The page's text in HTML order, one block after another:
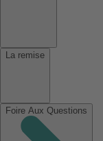
La remise
Foire Aux Questions